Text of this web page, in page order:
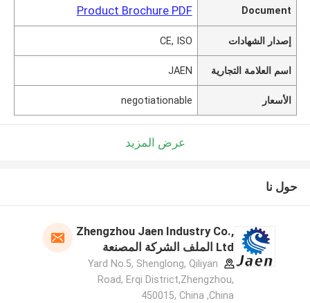
Document
Product Brochure PDF
إصدار الشهادات CE, ISO
اسم العلامة التجارية JAEN
الأسعار negotiationable
عرض المزيد
حول نا
Zhengzhou Jaen Industry Co.,
Ltd الملف الشركة المصنعة
Yard No.5, Shenglong, Qiliyan
Road, Erqi District,Zhengzhou,
450015, China ,China